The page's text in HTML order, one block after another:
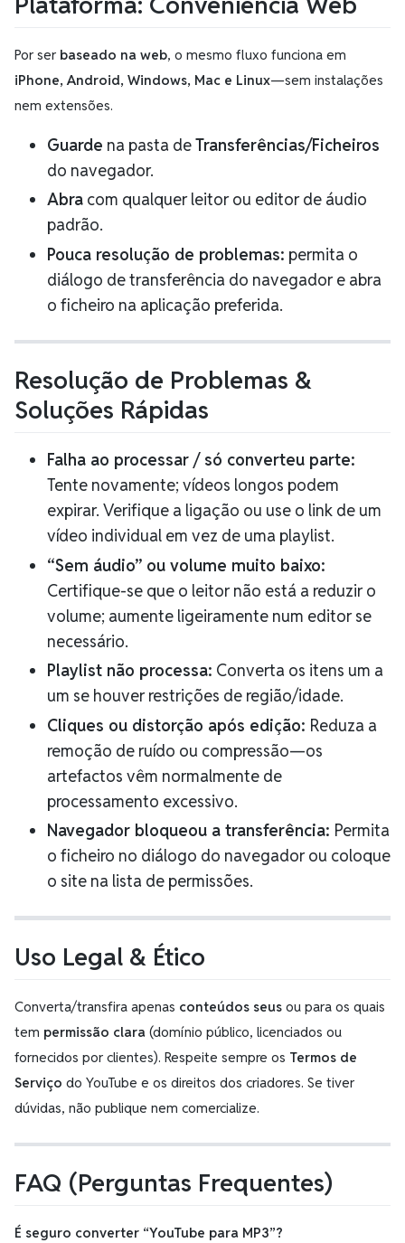
Por ser baseado na web, o mesmo fluxo funciona em
iPhone, Android, Windows, Mac e Linux—sem instalações
nem extensões.
Guarde na pasta deTransferências/Ficheiros
do navegador.
Abra com qualquer leitor ou editor de áudio
padrão.
Pouca resolução de problemas: permita o
diálogo de transferência do navegador e abra
o ficheiro na aplicação preferida.
Resolução de Problemas &
Soluções Rápidas
Falha ao processar / só converteu parte:
Tente novamente; vídeos longos podem
expirar. Verifique a ligação ou use o link de um
vídeo individual em vez de uma playlist.
“Sem áudio” ou volume muito baixo:
Certifique-se que o leitor não está a reduzir o
volume; aumente ligeiramente num editor se
necessário.
Playlist não processa: Converta os itens um a
um se houver restrições de região/idade.
Cliques ou distorção após edição: Reduza a
remoção de ruído ou compressão—os
artefactos vêm normalmente de
processamento excessivo.
Navegador bloqueou a transferência: Permita
o ficheiro no diálogo do navegador ou coloque
o site na lista de permissões.
Uso Legal & Ético
Converta/transfira apenas conteúdos seus ou para os quais
tem permissão clara (domínio público, licenciados ou
fornecidos por clientes). Respeite sempre os Termos de
Serviço do YouTube e os direitos dos criadores. Se tiver
dúvidas, não publique nem comercialize.
FAQ (Perguntas Frequentes)
É seguro converter “YouTube para MP3”?